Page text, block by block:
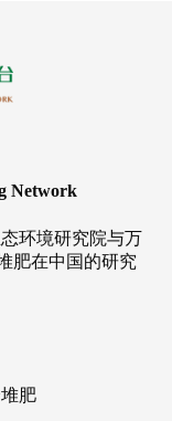
Network
环境研究院与万
肥在中国的研究
肥